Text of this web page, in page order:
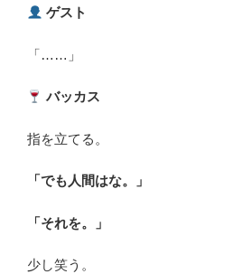
ゲスト
「……」
バッカス
指を立てる。
「でも人間はな。」
「それを。」
少し笑う。